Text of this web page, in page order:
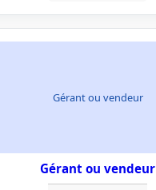
Gérant ou vendeur
Gérant ou vendeur